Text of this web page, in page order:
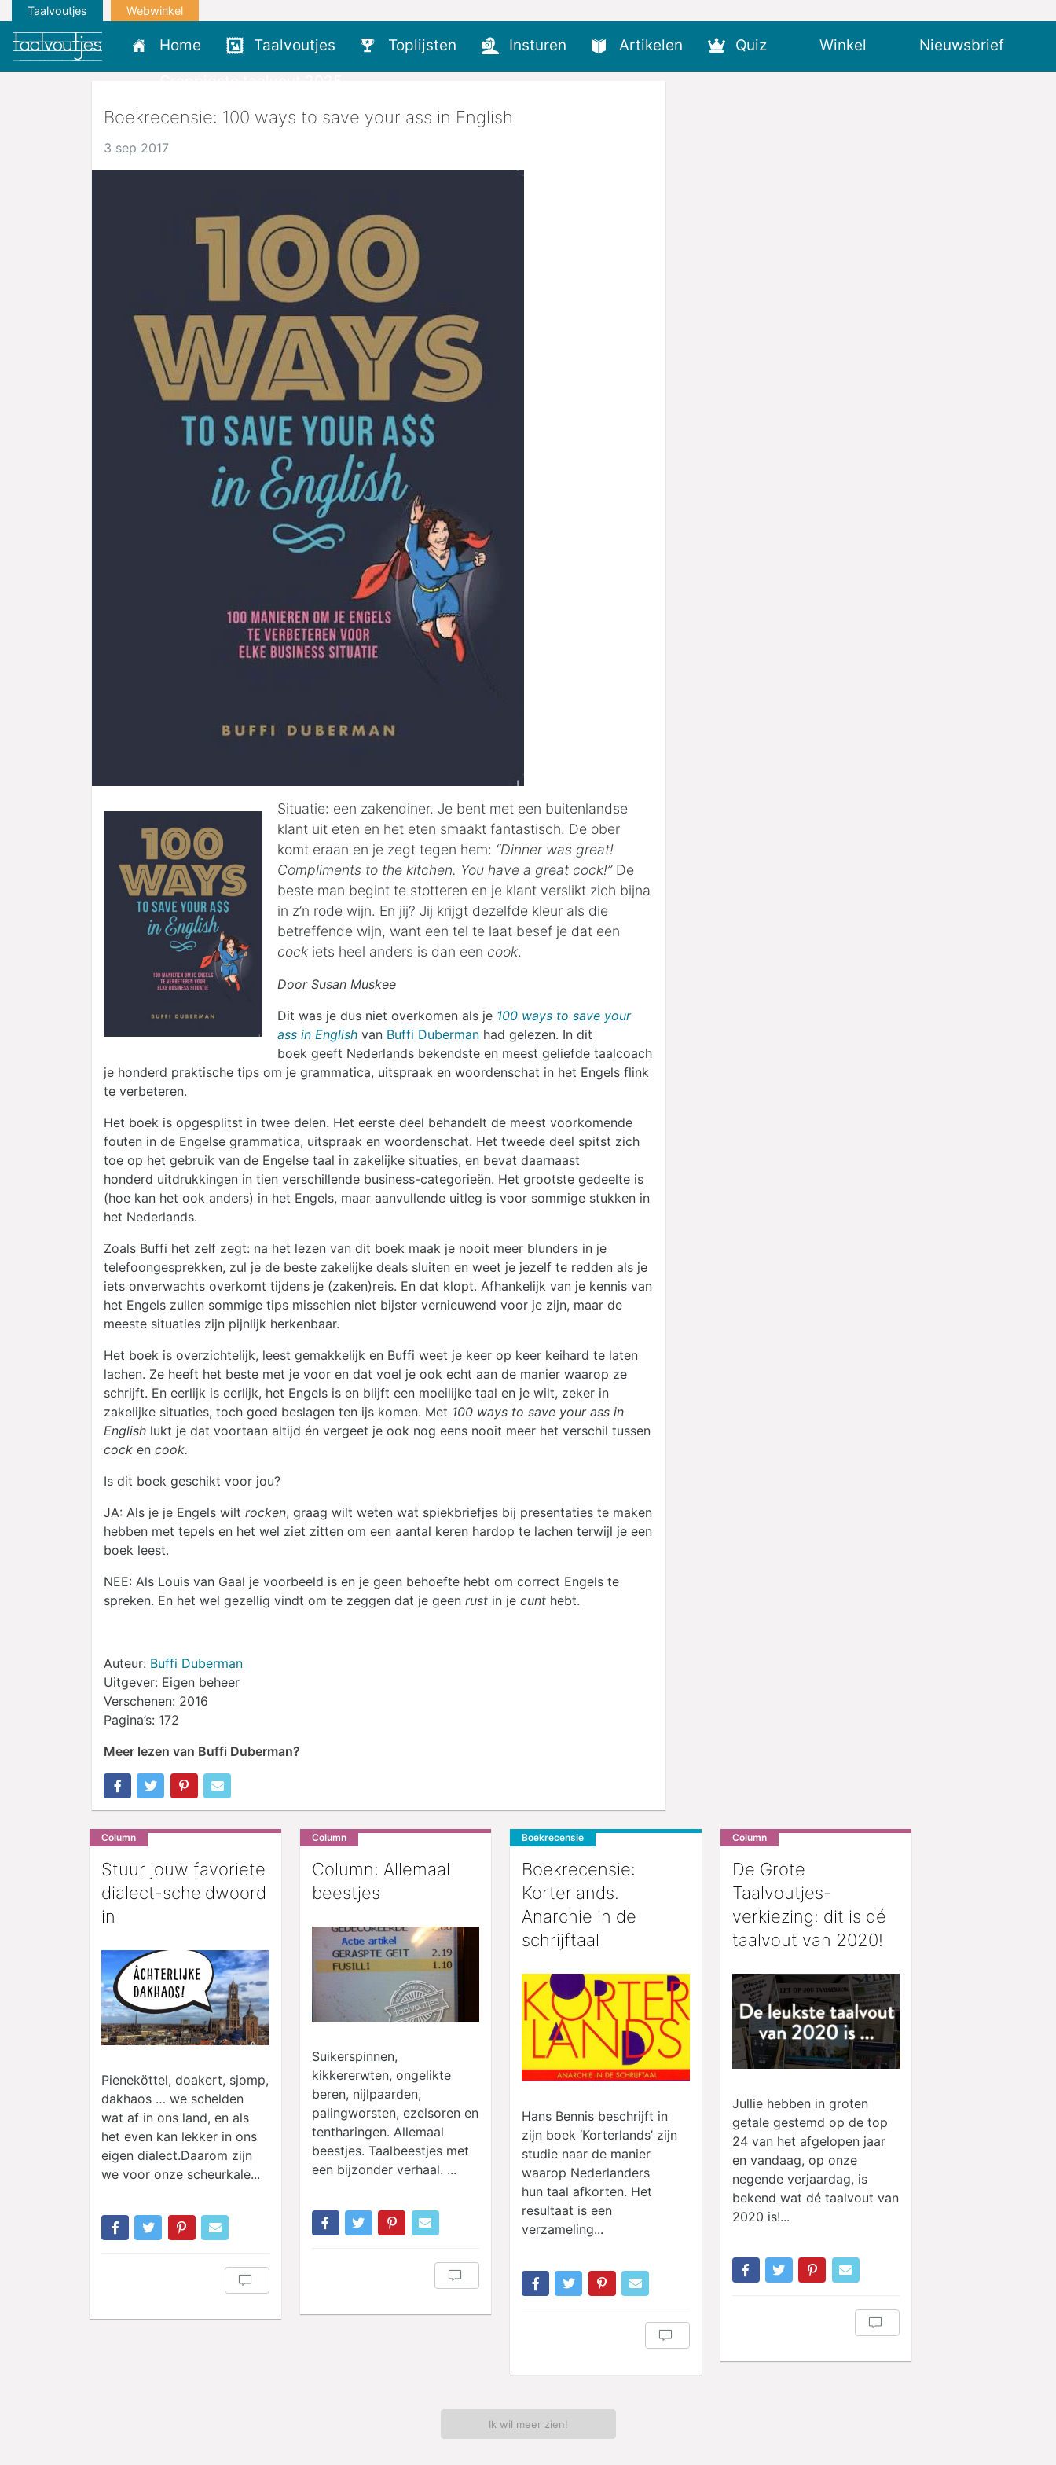
Taalvoutjes Webwinkel
Home Taalvoutjes Toplijsten Insturen Artikelen Quiz Winkel
Nieuwsbrief
Boekrecensie: 100 ways to save your ass in English
3 sep 2017
Situatie: een zakendiner. Je bent met een buitenlandse
klant uit eten en het eten smaakt fantastisch. De ober
komt eraan en je zegt tegen hem: “Dinner was great!
Compliments to the kitchen. You have a great cock!”De
beste man begint te stotteren en je klant verslikt zich bijna
in z’n rode wijn. En jij? Jij krijgt dezelfde kleur als die
betreffende wijn, want een tel te laat besef je dat een
cock iets heel anders is dan een cook.
Door Susan Muskee
Dit was je dus niet overkomen als je 100 ways to save your
ass in English van Buffi Duberman had gelezen. In dit
boek geeft Nederlands bekendste en meest geliefde taalcoach
je honderd praktische tips om je grammatica, uitspraak en woordenschat in het Engels flink
te verbeteren.
Het boek is opgesplitst in twee delen. Het eerste deel behandelt de meest voorkomende
fouten in de Engelse grammatica, uitspraak en woordenschat. Het tweede deel spitst zich
toe op het gebruik van de Engelse taal in zakelijke situaties, en bevat daarnaast
honderd uitdrukkingen in tien verschillende business-categorieën. Het grootste gedeelte is
(hoe kan het ook anders) in het Engels, maar aanvullende uitleg is voor sommige stukken in
het Nederlands.
Zoals Buffi het zelf zegt: na het lezen van dit boek maak je nooit meer blunders in je
telefoongesprekken, zul je de beste zakelijke deals sluiten en weet je jezelf te redden als je
iets onverwachts overkomt tijdens je (zaken)reis. En dat klopt. Afhankelijk van je kennis van
het Engels zullen sommige tips misschien niet bijster vernieuwend voor je zijn, maar de
meeste situaties zijn pijnlijk herkenbaar.
Het boek is overzichtelijk, leest gemakkelijk en Buffi weet je keer op keer keihard te laten
lachen. Ze heeft het beste met je voor en dat voel je ook echt aan de manier waarop ze
schrijft. En eerlijk is eerlijk, het Engels is en blijft een moeilijke taal en je wilt, zeker in
zakelijke situaties, toch goed beslagen ten ijs komen. Met 100 ways to save your ass in
English lukt je dat voortaan altijd én vergeet je ook nog eens nooit meer het verschil tussen
cock en cook.
Is dit boek geschikt voor jou?
JA: Als je je Engels wilt rocken, graag wilt weten wat spiekbriefjes bij presentaties te maken
hebben met tepels en het wel ziet zitten om een aantal keren hardop te lachen terwijl je een
boek leest.
NEE: Als Louis van Gaal je voorbeeld is en je geen behoefte hebt om correct Engels te
spreken. En het wel gezellig vindt om te zeggen dat je geen rust in je cunt hebt.
Auteur: Buffi Duberman
Uitgever: Eigen beheer
Verschenen: 2016
Pagina’s: 172
Meer lezen van Buffi Duberman?
Column
Stuur jouw favoriete
dialect-scheldwoord
in
Pieneköttel, doakert, sjomp,
dakhaos … we schelden
wat af in ons land, en als
het even kan lekker in ons
eigen dialect.Daarom zijn
we voor onze scheurkale...
Column
Column: Allemaal
beestjes
Suikerspinnen,
kikkererwten, ongelikte
beren, nijlpaarden,
palingworsten, ezelsoren en
tentharingen. Allemaal
beestjes. Taalbeestjes met
een bijzonder verhaal. ...
Boekrecensie
Boekrecensie:
Korterlands.
Anarchie in de
schrijftaal
Hans Bennis beschrijft in
zijn boek ‘Korterlands’ zijn
studie naar de manier
waarop Nederlanders
hun taal afkorten. Het
resultaat is een
verzameling...
Column
De Grote
Taalvoutjes-
verkiezing: dit is dé
taalvout van 2020!
Jullie hebben in groten
getale gestemd op de top
24 van het afgelopen jaar
en vandaag, op onze
negende verjaardag, is
bekend wat dé taalvout van
2020 is!...
Ik wil meer zien!